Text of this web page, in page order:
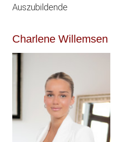
Auszubildende
Charlene Willemsen